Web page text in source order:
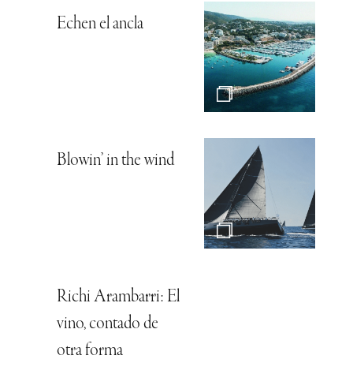
Echen el ancla
Blowin’ in the wind
Richi Arambarri: El
vino, contado de
otra forma